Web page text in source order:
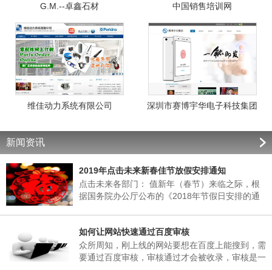
G.M.--卓鑫石材 中国销售培训网
维佳动力系统有限公司 深圳市赛博宇华电子科技集团
新闻资讯
2019年点击未来新春佳节放假安排通知
点击未来各部门： 值新年（春节）来临之际，根
据国务院办公厅公布的《2018年节假日安排的通
下： 一、春节放假时间：为02月06日至02月25
日，02月25日(星期天)正常上班。 二、各部门接
通知后，妥善安排好值班工作，并将各部门值班表
如何让网站快速通过百度审核
众所周知，刚上线的网站要想在百度上能搜到，需
要通过百度审核，审核通过才会被收录，审核是一